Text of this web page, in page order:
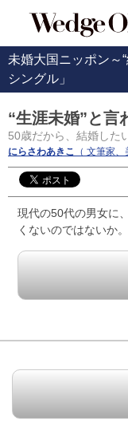
未婚大国ニッポン～
シングル」
“生涯未婚”と
50歳だから、結婚した
にらさわあきこ （ 文筆家、
現代の50代の男女に
くないのではないか。